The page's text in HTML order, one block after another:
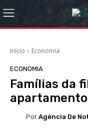
Início Economia
ECONOMIA
Famílias da
Por Agência De